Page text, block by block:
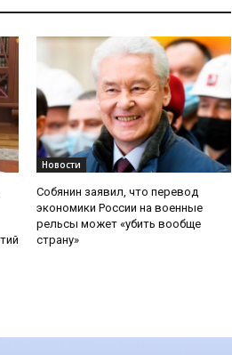
Новости
Собянин заявил, что перевод
экономики России на военные
рельсы может «убить вообще
страну»